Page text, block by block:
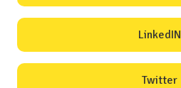
LinkedIN
Twitter